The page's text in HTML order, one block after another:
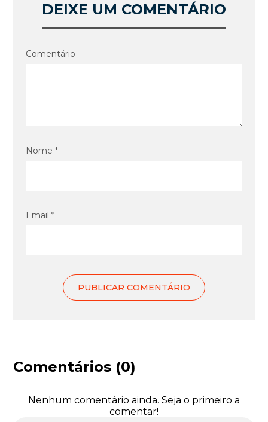
DEIXE UM COMENTÁRIO
Comentário
Nome *
Email *
Comentários (0)
Nenhum comentário ainda. Seja o primeiro a
comentar!